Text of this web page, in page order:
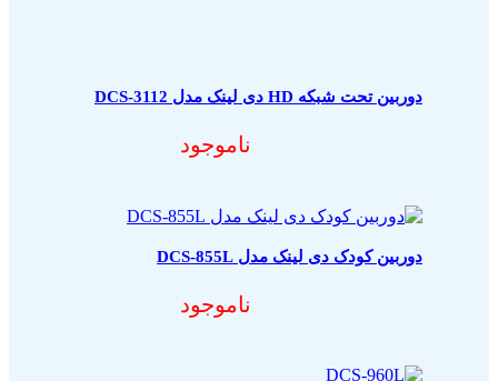
دوربین تحت شبکه HD دی لینک مدل DCS-3112
ناموجود
دوربین کودک دی لینک مدل DCS-855L
ناموجود